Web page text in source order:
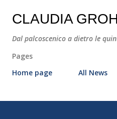
Passa ai
CLAUDIA
Dal palcoscenico a dietro le
Pages
Home page
All News